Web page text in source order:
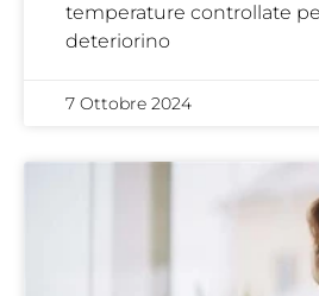
temperature controllate
deteriorino
7 Ottobre 2024